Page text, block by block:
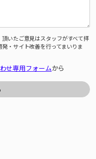
いたご意見はスタッフがすべて拝
・サイト改善を行ってまいりま
せ専用フォームから